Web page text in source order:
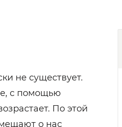
не существует.
с помощью
По этой
о нас